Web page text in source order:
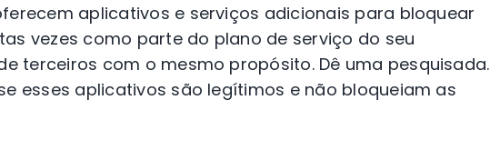
aplicativos e serviços adicionais para bloquear
vezes como parte do plano de serviço do seu
terceiros com o mesmo propósito. Dê uma pesquisada.
esses aplicativos são legítimos e não bloqueiam as